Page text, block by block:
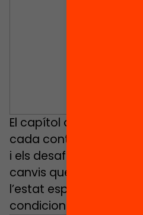
El capítol aprofundeix
cada context, debat
i els desafiaments
canvis que ha generat
l’estat espanyol en què
condicionant educatiu.